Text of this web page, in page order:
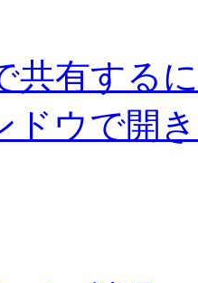
共有する
ドウで開